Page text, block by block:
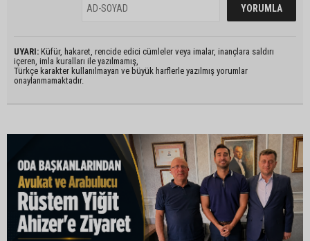
UYARI: Küfür, hakaret, rencide edici cümleler veya imalar, inançlara saldırı
içeren, imla kuralları ile yazılmamış,
Türkçe karakter kullanılmayan ve büyük harflerle yazılmış yorumlar
onaylanmamaktadır.